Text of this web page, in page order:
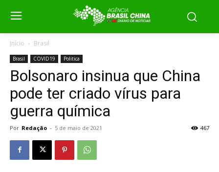
Início Brasil
Brasil COVID19 Politica
Bolsonaro insinua que China
pode ter criado vírus para
guerra química
Por Redação - 5 de maio de 2021 467